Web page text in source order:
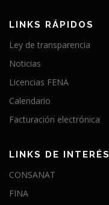
LINKS RÁPIDOS
Ley de transparencia
Noticias
Licencias FENA
Calendario
Facturación electrónica
LINKS DE INTERÉS
CONSANAT
FINA